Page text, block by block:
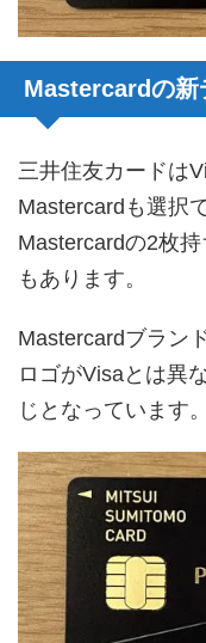
Mastercardの新
三井住友カードは
Mastercardも選択
Mastercardの2枚持
もあります。
Mastercardブラン
ロゴがVisaとは異
じとなっています。